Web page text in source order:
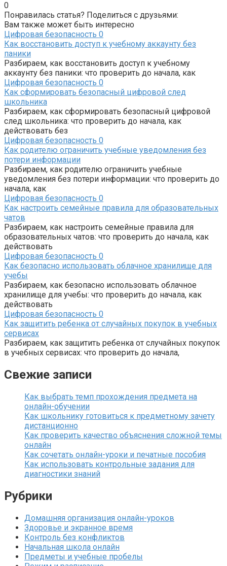
0
Понравилась статья? Поделиться с друзьями:
Вам также может быть интересно
Цифровая безопасность 0
Как восстановить доступ к учебному аккаунту без
паники
Разбираем, как восстановить доступ к учебному
аккаунту без паники: что проверить до начала, как
Цифровая безопасность 0
Как сформировать безопасный цифровой след
школьника
Разбираем, как сформировать безопасный цифровой
след школьника: что проверить до начала, как
действовать без
Цифровая безопасность 0
Как родителю ограничить учебные уведомления без
потери информации
Разбираем, как родителю ограничить учебные
уведомления без потери информации: что проверить до
начала, как
Цифровая безопасность 0
Как настроить семейные правила для образовательных
чатов
Разбираем, как настроить семейные правила для
образовательных чатов: что проверить до начала, как
действовать
Цифровая безопасность 0
Как безопасно использовать облачное хранилище для
учебы
Разбираем, как безопасно использовать облачное
хранилище для учебы: что проверить до начала, как
действовать
Цифровая безопасность 0
Как защитить ребенка от случайных покупок в учебных
сервисах
Разбираем, как защитить ребенка от случайных покупок
в учебных сервисах: что проверить до начала,
Свежие записи
Как выбрать темп прохождения предмета на
онлайн-обучении
Как школьнику готовиться к предметному зачету
дистанционно
Как проверить качество объяснения сложной темы
онлайн
Как сочетать онлайн-уроки и печатные пособия
Как использовать контрольные задания для
диагностики знаний
Рубрики
Домашняя организация онлайн-уроков
Здоровье и экранное время
Контроль без конфликтов
Начальная школа онлайн
Предметы и учебные пробелы